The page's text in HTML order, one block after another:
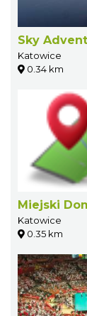
Sky
Katowice
0.34 km
Miejski
Katowice
0.35 km